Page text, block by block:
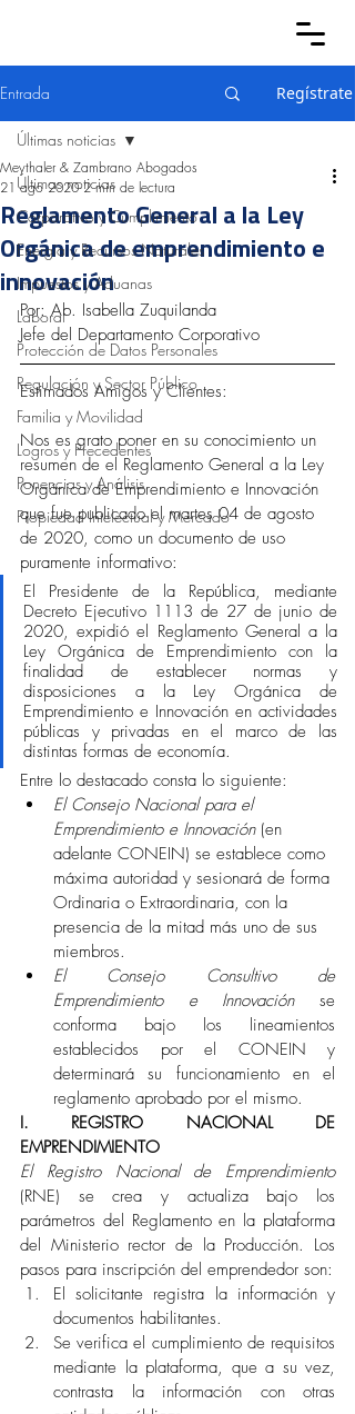
Entrada Regístrate
Últimas noticias
Corporativo y Cumplimiento
Energía y Recursos Naturales
Impuestos y Aduanas
Laboral
Protección de Datos Personales
Regulación y Sector Público
Familia y Movilidad
Logros y Precedentes
Ponencias y Análisis
Propiedad Intelectual y Mercado
Últimas noticias
Reglamento General a la Ley
Orgánica de emprendimiento e
innovación
Meythaler & Zambrano Abogados
21 ago 2020 2 min de lectura
Por: Ab. Isabella Zuquilanda
Jefe del Departamento Corporativo
Estimados Amigos y Clientes:
Nos es grato poner en su conocimiento un
resumen de el Reglamento General a la Ley
Orgánica de Emprendimiento e Innovación
que fue publicado el martes 04 de agosto
de 2020, como un documento de uso
puramente informativo:
El Presidente de la República, mediante
Decreto Ejecutivo 1113 de 27 de junio de
2020, expidió el Reglamento General a la
Ley Orgánica de Emprendimiento con la
finalidad de establecer normas y
disposiciones a la Ley Orgánica de
Emprendimiento e Innovación en actividades
públicas y privadas en el marco de las
distintas formas de economía.
Entre lo destacado consta lo siguiente:
El Consejo Nacional para el
Emprendimiento e Innovación (en
adelante CONEIN) se establece como
máxima autoridad y sesionará de forma
Ordinaria o Extraordinaria, con la
presencia de la mitad más uno de sus
miembros.
El Consejo Consultivo de
Emprendimiento e Innovación se
conforma bajo los lineamientos
establecidos por el CONEIN y
determinará su funcionamiento en el
reglamento aprobado por el mismo.
I. REGISTRO NACIONAL DE
EMPRENDIMIENTO
El Registro Nacional de Emprendimiento
(RNE) se crea y actualiza bajo los
parámetros del Reglamento en la plataforma
del Ministerio rector de la Producción. Los
El solicitante registra la información y
documentos habilitantes.
Se verifica el cumplimiento de requisitos
mediante la plataforma, que a su vez,
contrasta la información con otras